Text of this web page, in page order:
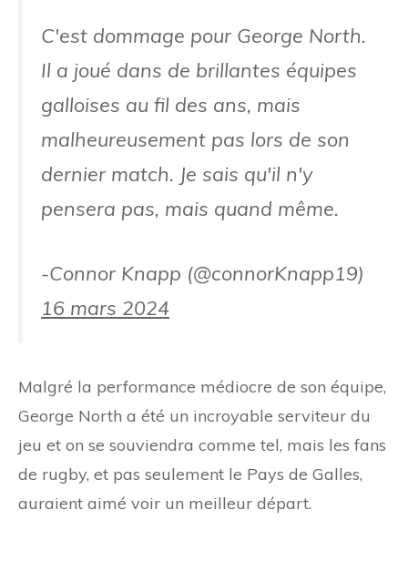
C'est dommage pour George North.
Il a joué dans de brillantes équipes
galloises au fil des ans, mais
malheureusement pas lors de son
dernier match. Je sais qu'il n'y
pensera pas, mais quand même.
-Connor Knapp (@connorKnapp19)
16 mars 2024
Malgré la performance médiocre de son équipe,
George North a été un incroyable serviteur du
jeu et on se souviendra comme tel, mais les fans
de rugby, et pas seulement le Pays de Galles,
auraient aimé voir un meilleur départ.